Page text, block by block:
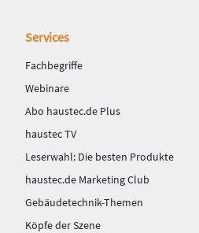
Services
Fachbegriffe
Webinare
Abo haustec.de Plus
haustec TV
Leserwahl: Die besten Produkte
haustec.de Marketing Club
Gebäudetechnik-Themen
Köpfe der Szene